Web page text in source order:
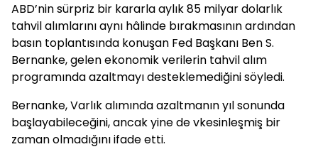
ABD’nin sürpriz bir kararla aylık 85 milyar dolarlık
tahvil alımlarını aynı hâlinde bırakmasının ardından
basın toplantısında konuşan Fed Başkanı Ben S.
Bernanke, gelen ekonomik verilerin tahvil alım
programında azaltmayı desteklemediğini söyledi.
Bernanke, Varlık alımında azaltmanın yıl sonunda
başlayabileceğini, ancak yine de vkesinleşmiş bir
zaman olmadığını ifade etti.